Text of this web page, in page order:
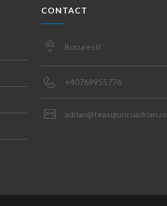
CONTACT
Bucuresti
+40769955776
adrian@teasiguricuadrian.ro